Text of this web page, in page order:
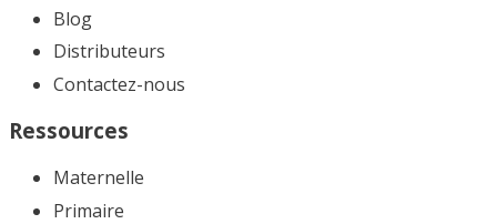
Blog
Distributeurs
Contactez-nous
Ressources
Maternelle
Primaire